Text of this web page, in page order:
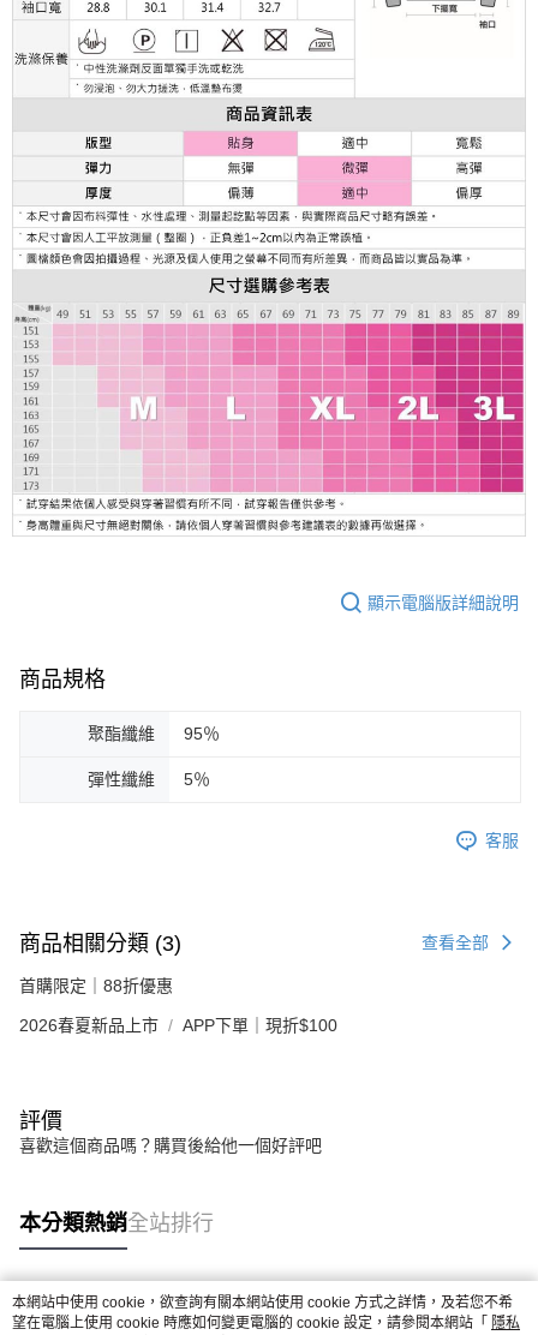
顯示電腦版詳細說明
商品規格
聚酯纖維 95％
彈性纖維 5％
客服
商品相關分類 (3) 查看全部
首購限定｜88折優惠
2026春夏新品上市 APP下單｜現折$100
評價
喜歡這個商品嗎？購買後給他一個好評吧
本分類熱銷全站排行
熱門標籤
本網站中使用 cookie，欲查詢有關本網站使用 cookie 方式之詳情，及若您不希
望在電腦上使用 cookie 時應如何變更電腦的 cookie 設定，請參閱本網站「 隱私